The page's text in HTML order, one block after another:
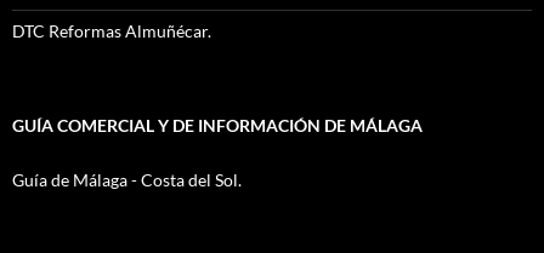
DTC Reformas Almuñécar.
GUÍA COMERCIAL Y DE INFORMACIÓN DE MÁLAGA
Guía de Málaga - Costa del Sol.